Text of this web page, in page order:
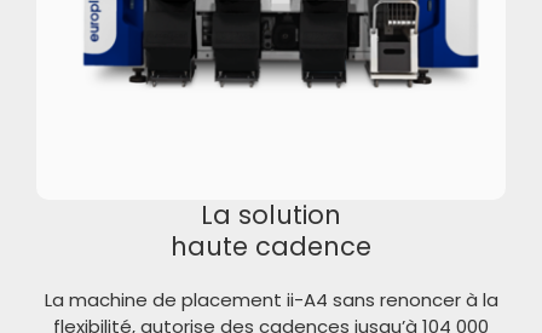
La solution
haute cadence
La machine de placement ii-A4 sans renoncer à la
flexibilité, autorise des cadences jusqu’à 104 000